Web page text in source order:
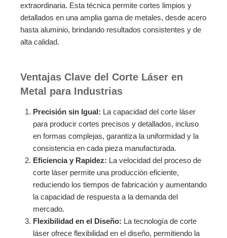
extraordinaria. Esta técnica permite cortes limpios y
detallados en una amplia gama de metales, desde acero
hasta aluminio, brindando resultados consistentes y de
alta calidad.
Ventajas Clave del Corte Láser en
Metal para Industrias
Precisión sin Igual: La capacidad del corte láser
para producir cortes precisos y detallados, incluso
en formas complejas, garantiza la uniformidad y la
consistencia en cada pieza manufacturada.
Eficiencia y Rapidez: La velocidad del proceso de
corte láser permite una producción eficiente,
reduciendo los tiempos de fabricación y aumentando
la capacidad de respuesta a la demanda del
mercado.
Flexibilidad en el Diseño: La tecnología de corte
láser ofrece flexibilidad en el diseño, permitiendo la